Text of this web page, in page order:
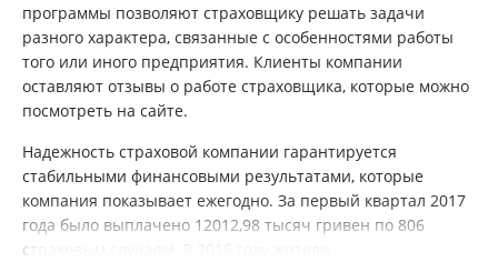
программы позволяют страховщику решать задачи
разного характера, связанные с особенностями работы
того или иного предприятия. Клиенты компании
оставляют отзывы о работе страховщика, которые можно
посмотреть на сайте.
Надежность страховой компании гарантируется
стабильными финансовыми результатами, которые
компания показывает ежегодно. За первый квартал 2017
года было выплачено 12012,98 тысяч гривен по 806
страховым случаям. В 2016 году жители